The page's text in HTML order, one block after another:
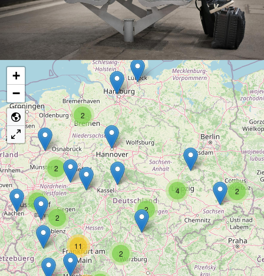
2
2
8
2
4
2
2
2
11
+
−